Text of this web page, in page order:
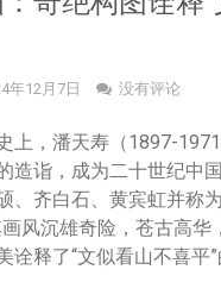
年12月7日 没有评论
上，潘天寿（1897-
造诣，成为二十世纪中
、齐白石、黄宾虹并称
风沉雄奇险，苍古高华
诠释了“文似看山不喜平”